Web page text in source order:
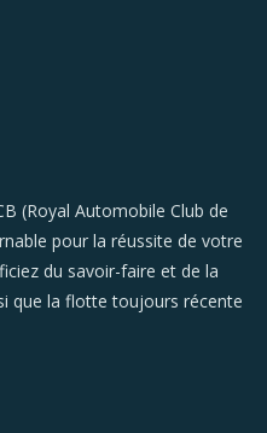
(Royal Automobile Club de
pour la réussite de votre
du savoir-faire et de la
que la flotte toujours récente